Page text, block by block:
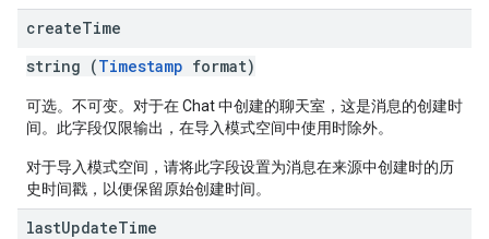
createTime
string (Timestamp format)
可选。不可变。对于在 Chat 中创建的聊天室，这是消息的创建时
间。此字段仅限输出，在导入模式空间中使用时除外。
对于导入模式空间，请将此字段设置为消息在来源中创建时的历
史时间戳，以便保留原始创建时间。
lastUpdateTime